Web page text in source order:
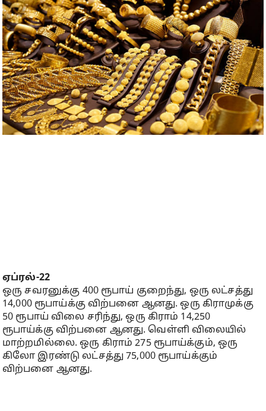
ஏப்ரல்-22
ஒரு சவரனுக்கு 400 ரூபாய் குறைந்து, ஒரு லட்சத்து
14,000 ரூபாய்க்கு விற்பனை ஆனது. ஒரு கிராமுக்கு
50 ரூபாய் விலை சரிந்து, ஒரு கிராம் 14,250
ரூபாய்க்கு விற்பனை ஆனது. வெள்ளி விலையில்
மாற்றமில்லை. ஒரு கிராம் 275 ரூபாய்க்கும், ஒரு
கிலோ இரண்டு லட்சத்து 75,000 ரூபாய்க்கும்
விற்பனை ஆனது.